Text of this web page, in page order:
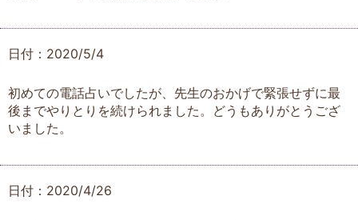
日付：2020/5/4
初めての電話占いでしたが、先生のおかげで緊張せずに最
後までやりとりを続けられました。どうもありがとうござ
いました。
日付：2020/4/26